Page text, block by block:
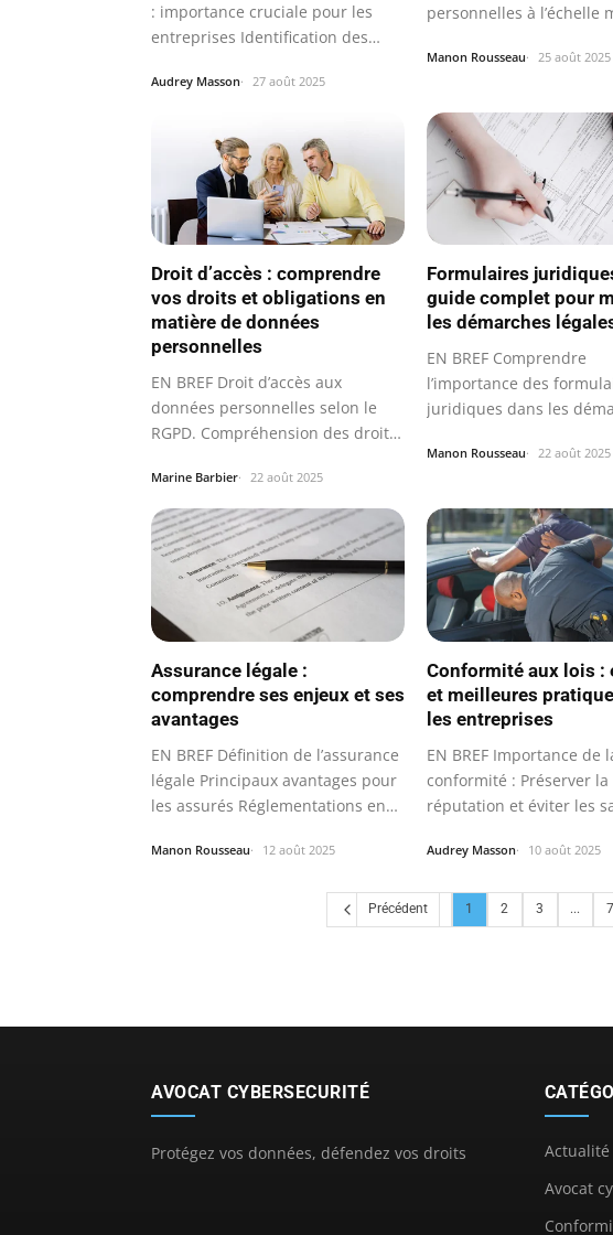
: importance cruciale pour les
entreprises Identification des…
Audrey Masson 27 août 2025
personnelles à l’échelle
Manon Rousseau 25 août 2025
Droit d’accès : comprendre
vos droits et obligations en
matière de données
personnelles
EN BREF Droit d’accès aux
données personnelles selon le
RGPD. Compréhension des droits
Marine Barbier 22 août 2025
Formulaires
guide complet pour
les démarches
EN BREF Comprendre
l’importance des
juridiques dans les
Manon Rousseau 22 août 2025
Assurance légale :
comprendre ses enjeux et ses
avantages
EN BREF Définition de l’assurance
légale Principaux avantages pour
les assurés Réglementations en…
Manon Rousseau 12 août 2025
Conformité aux lois :
et meilleures
les entreprises
EN BREF Importance de
conformité : Préserver la
réputation et éviter les
Audrey Masson 10 août 2025
Précédent 1 2 3 ... 7
AVOCAT CYBERSECURITÉ
Protégez vos données, défendez vos droits
Actualité
Avocat